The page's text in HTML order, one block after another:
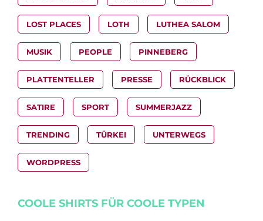
LOST PLACES LOTH LUTHEA SALOM
MUSIK PEOPLE PINNEBERG
PLATTENTELLER PRESSE RÜCKBLICK
SATIRE SPORT SUMMERJAZZ
TRENDING TÜRKEI UNTERWEGS
WORDPRESS
COOLE SHIRTS FÜR COOLE TYPEN